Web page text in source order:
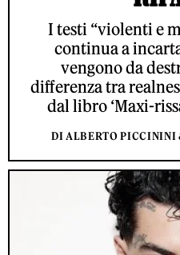
I testi “violenti e
continua a
vengono da
differenza tra
dal libro ‘Maxi-
DI ALBERTO PICCININI